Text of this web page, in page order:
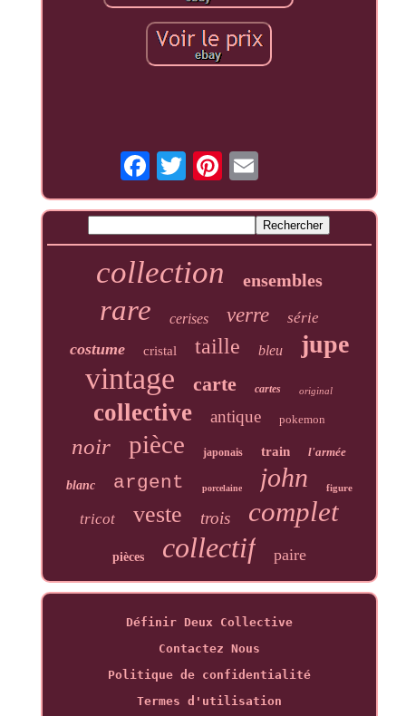
collection ensembles
rare cerises verre série
costume cristal taille bleu jupe
vintage carte cartes original
collective antique pokemon
noir pièce japonais train l'armée
blanc argent porcelaine john figure
tricot veste trois complet
pièces collectif paire
Définir Deux Collective
Contactez Nous
Politique de confidentialité
Termes d'utilisation